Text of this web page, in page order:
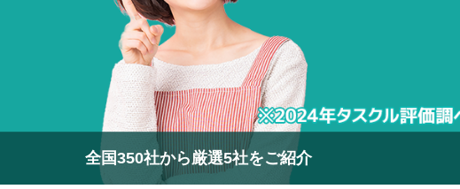
全国350社から厳選5社をご紹介